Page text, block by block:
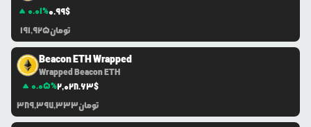
0.01%0.99$
191,925تومان
Beacon ETH Wrapped
Wrapped Beacon ETH
0.05%2,028.63$
389,397,333تومان